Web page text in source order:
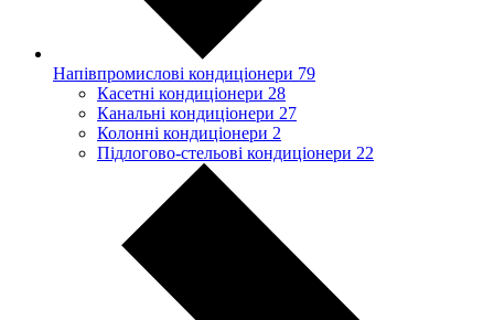
Напівпромислові кондиціонери 79
Касетні кондиціонери 28
Канальні кондиціонери 27
Колонні кондиціонери 2
Підлогово-стельові кондиціонери 22